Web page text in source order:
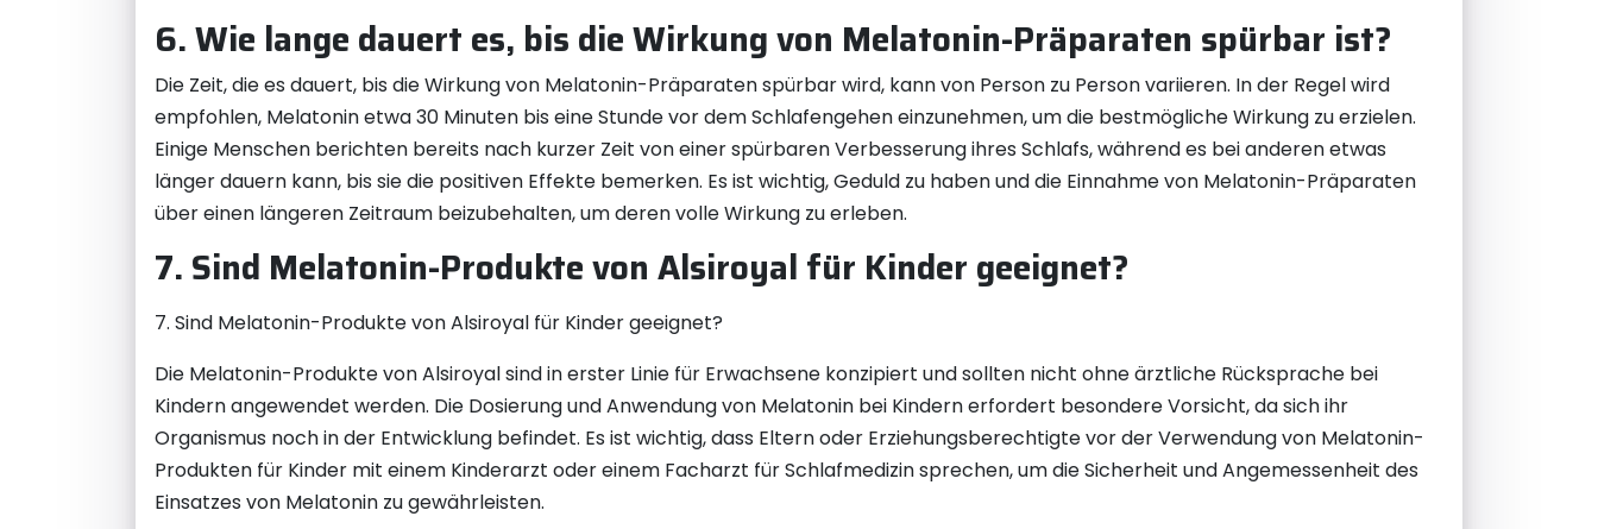
6. Wie lange dauert es, bis die Wirkung von Melatonin-Präparaten spürbar ist?
Die Zeit, die es dauert, bis die Wirkung von Melatonin-Präparaten spürbar wird, kann von Person zu Person variieren. In der Regel wird
empfohlen, Melatonin etwa 30 Minuten bis eine Stunde vor dem Schlafengehen einzunehmen, um die bestmögliche Wirkung zu erzielen.
Einige Menschen berichten bereits nach kurzer Zeit von einer spürbaren Verbesserung ihres Schlafs, während es bei anderen etwas
länger dauern kann, bis sie die positiven Effekte bemerken. Es ist wichtig, Geduld zu haben und die Einnahme von Melatonin-Präparaten
über einen längeren Zeitraum beizubehalten, um deren volle Wirkung zu erleben.
7. Sind Melatonin-Produkte von Alsiroyal für Kinder geeignet?
7. Sind Melatonin-Produkte von Alsiroyal für Kinder geeignet?
Die Melatonin-Produkte von Alsiroyal sind in erster Linie für Erwachsene konzipiert und sollten nicht ohne ärztliche Rücksprache bei
Kindern angewendet werden. Die Dosierung und Anwendung von Melatonin bei Kindern erfordert besondere Vorsicht, da sich ihr
Organismus noch in der Entwicklung befindet. Es ist wichtig, dass Eltern oder Erziehungsberechtigte vor der Verwendung von Melatonin-
Produkten für Kinder mit einem Kinderarzt oder einem Facharzt für Schlafmedizin sprechen, um die Sicherheit und Angemessenheit des
Einsatzes von Melatonin zu gewährleisten.